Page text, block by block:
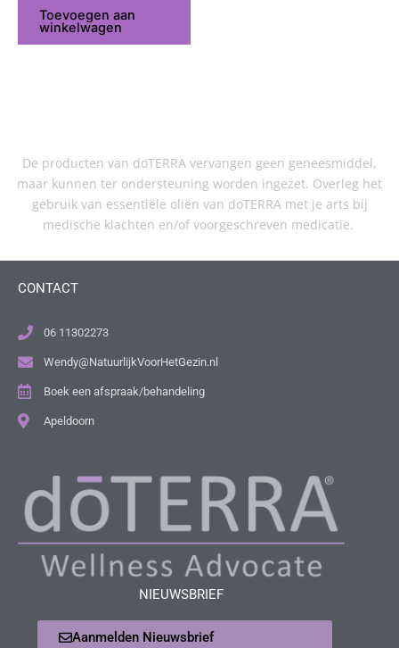
Toevoegen aan
winkelwagen
De producten van doTERRA vervangen geen geneesmiddel,
maar kunnen ter ondersteuning worden ingezet. Overleg het
gebruik van essentiële oliën van doTERRA met je arts bij
medische klachten en/of voorgeschreven medicatie.
CONTACT
06 11302273
Wendy@NatuurlijkVoorHetGezin.nl
Boek een afspraak/behandeling
Apeldoorn
NIEUWSBRIEF
Aanmelden Nieuwsbrief